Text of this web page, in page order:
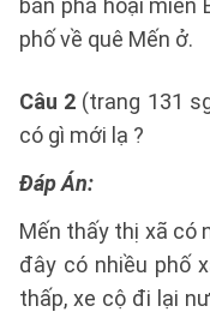
bắn phá hoại miền
phố về quê Mến ở.
Câu 2 (trang 131
có gì mới lạ ?
Đáp Án:
Mến thấy thị xã có
đây có nhiều phố
thấp, xe cộ đi lại